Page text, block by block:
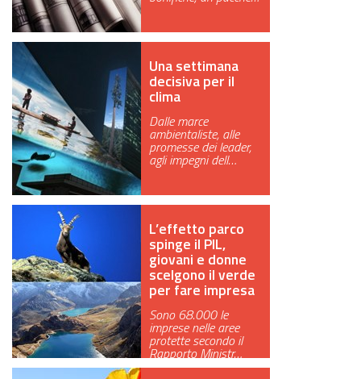
Una settimana
decisiva per il
clima
Dalle marce
ambientaliste, alle
promesse dei leader,
agli impegni dell…
L’effetto parco
spinge il PIL,
giovani e donne
scelgono il verde
per fare impresa
Sono 68.000 le
imprese nelle aree
protette secondo il
Rapporto Ministr…